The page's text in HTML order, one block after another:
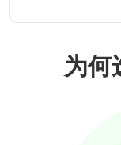
为何